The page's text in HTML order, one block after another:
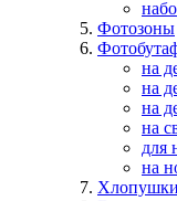
Фотозоны
на
на
на
на
для
на